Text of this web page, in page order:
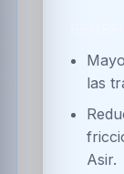
las
Asir.